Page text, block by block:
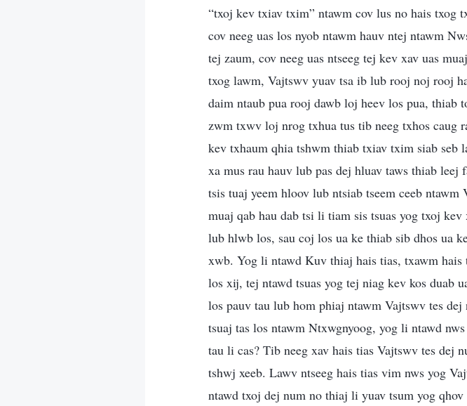
“txoj kev txiav txim” ntawm cov lus no hais txog
cov neeg uas los nyob ntawm hauv ntej ntawm
tej zaum, cov neeg uas ntseeg tej kev xav uas
txog lawm, Vajtswv yuav tsa ib lub rooj noj rooj
daim ntaub pua rooj dawb loj heev los pua, thiab
zwm txwv loj nrog txhua tus tib neeg txhos caug
kev txhaum qhia tshwm thiab txiav txim siab seb
xa mus rau hauv lub pas dej hluav taws thiab
tsis tuaj yeem hloov lub ntsiab tseem ceeb
muaj qab hau dab tsi li tiam sis tsuas yog txoj
lub hlwb los, sau coj los ua ke thiab sib dhos ua
xwb. Yog li ntawd Kuv thiaj hais tias, txawm
los xij, tej ntawd tsuas yog tej niag kev kos duab
los pauv tau lub hom phiaj ntawm Vajtswv tes
tsuaj tas los ntawm Ntxwgnyoog, yog li ntawd
tau li cas? Tib neeg xav hais tias Vajtswv tes
tshwj xeeb. Lawv ntseeg hais tias vim nws yog
ntawd txoj dej num no thiaj li yuav tsum yog